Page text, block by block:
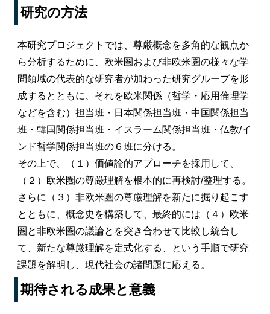
研究の方法
本研究プロジェクトでは、尊厳概念を多角的な観点か
ら分析するために、欧米圏および非欧米圏の様々な学
問領域の代表的な研究者が加わった研究グループを形
成するとともに、それを欧米関係（哲学・応用倫理学
などを含む）担当班・日本関係担当班・中国関係担当
班・韓国関係担当班・イスラーム関係担当班・仏教/イ
ンド哲学関係担当班の６班に分ける。
その上で、（１）価値論的アプローチを採用して、
（２）欧米圏の尊厳理解を根本的に再検討/整理する。
さらに（３）非欧米圏の尊厳理解を新たに掘り起こす
とともに、概念史を構築して、最終的には（４）欧米
圏と非欧米圏の議論とを突き合わせて比較し統合し
て、新たな尊厳理解を定式化する、という手順で研究
課題を解明し、現代社会の諸問題に応える。
期待される成果と意義